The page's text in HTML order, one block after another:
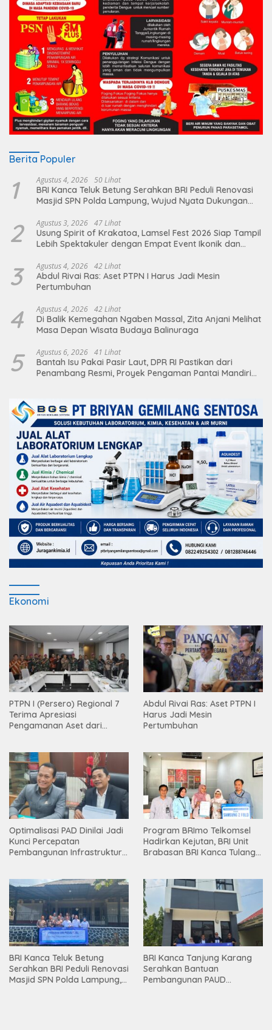
Berita Populer
1 Agustus 4, 2026 50 Lihat
BRI Kanca Teluk Betung Serahkan BRI Peduli Renovasi
Masjid SPN Polda Lampung, Wujud Nyata Dukungan
2 Agustus 3, 2026 47 Lihat
Usung Spirit of Krakatoa, Lamsel Fest 2026 Siap Tampil
Lebih Spektakuler dengan Empat Event Ikonik dan
3 Agustus 4, 2026 42 Lihat
Abdul Rivai Ras: Aset PTPN I Harus Jadi Mesin
Pertumbuhan
4 Agustus 4, 2026 42 Lihat
Di Balik Kemegahan Ngaben Massal, Zita Anjani Melihat
Masa Depan Wisata Budaya Balinuraga
5 Agustus 6, 2026 41 Lihat
Bantah Isu Pakai Pasir Laut, DPR RI Pastikan dari
Penambang Resmi, Proyek Pengaman Pantai Mandiri
Ekonomi
PTPN I (Persero) Regional 7
Terima Apresiasi
Pengamanan Aset dari
Abdul Rivai Ras: Aset PTPN I
Harus Jadi Mesin
Pertumbuhan
Optimalisasi PAD Dinilai Jadi
Kunci Percepatan
Pembangunan Infrastruktur
Program BRImo Telkomsel
Hadirkan Kejutan, BRI Unit
Brabasan BRI Kanca Tulang
Mesuji
BRI Kanca Teluk Betung
Serahkan BRI Peduli Renovasi
Masjid SPN Polda Lampung,
BRI Kanca Tanjung Karang
Serahkan Bantuan
Pembangunan PAUD